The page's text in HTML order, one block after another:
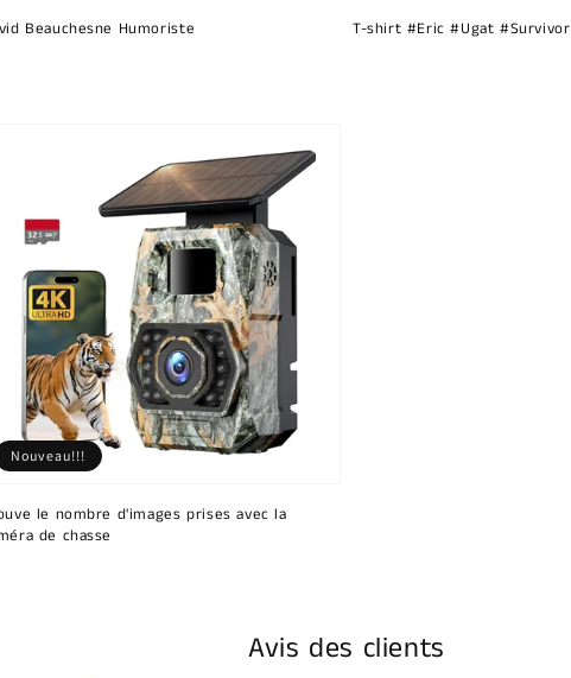
Beauchesne Humoriste T-shirt #Eric #Ugat #Survivor
le nombre d'images prises avec la
de chasse
Nouveau!!!
Avis des clients